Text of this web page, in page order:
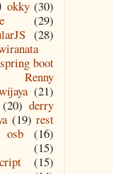
okky (30)
(29)
(28)
spring boot
Renny
(21)
(20) derry
(19) rest
osb
(16)
(15)
(15)